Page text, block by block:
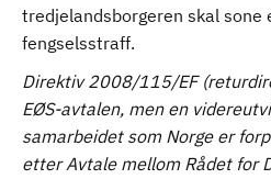
tredjelandsborgeren skal sone
fengselsstraff.
Direktiv 2008/115/EF
EØS-avtalen, men en
samarbeidet som Norge er
etter Avtale mellom Rådet for